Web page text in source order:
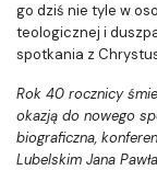
go dziś nie tyle w
teologicznej i
spotkania z
Rok 40 rocznicy
okazją do nowego
biograficzna,
Lubelskim Jana